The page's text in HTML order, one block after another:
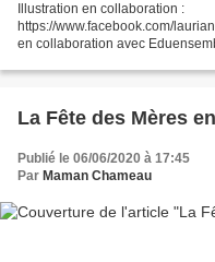
Illustration en collaboration :
https://www.facebook.com/
en collaboration avec
La Fête des Mères
Publié le 06/06/2020 à 17:45
Par Maman Chameau